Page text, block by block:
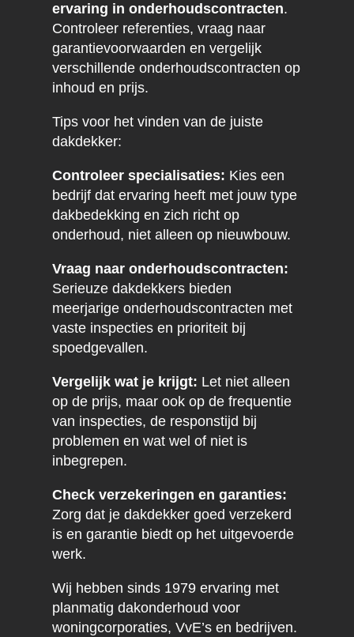
ervaring in onderhoudscontracten.
Controleer referenties, vraag naar
garantievoorwaarden en vergelijk
verschillende onderhoudscontracten op
inhoud en prijs.
Tips voor het vinden van de juiste
dakdekker:
Controleer specialisaties: Kies een
bedrijf dat ervaring heeft met jouw type
dakbedekking en zich richt op
onderhoud, niet alleen op nieuwbouw.
Vraag naar onderhoudscontracten:
Serieuze dakdekkers bieden
meerjarige onderhoudscontracten met
vaste inspecties en prioriteit bij
spoedgevallen.
Vergelijk wat je krijgt: Let niet alleen
op de prijs, maar ook op de frequentie
van inspecties, de responstijd bij
problemen en wat wel of niet is
inbegrepen.
Check verzekeringen en garanties:
Zorg dat je dakdekker goed verzekerd
is en garantie biedt op het uitgevoerde
werk.
Wij hebben sinds 1979 ervaring met
planmatig dakonderhoud voor
woningcorporaties, VvE’s en bedrijven.